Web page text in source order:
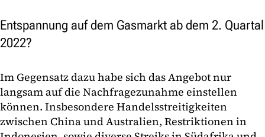
Entspannung auf dem Gasmarkt ab dem 2. Quartal
2022?
Im Gegensatz dazu habe sich das Angebot nur
langsam auf die Nachfragezunahme einstellen
können. Insbesondere Handelsstreitigkeiten
zwischen China und Australien, Restriktionen in